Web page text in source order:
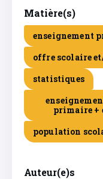
Matière(s)
enseignement
offre scolaire
statistiques
primaire +
population
Auteur(e)s